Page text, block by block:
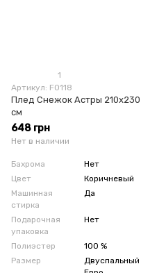
1
Артикул: F0118
Плед Снежок Астры 210х230
см
648 грн
Нет в наличии
Бахрома
Нет
Цвет
Коричневый
Машинная
стирка
Да
Подарочная
упаковка
Нет
Полиэстер
100 %
Размер
Двуспальный